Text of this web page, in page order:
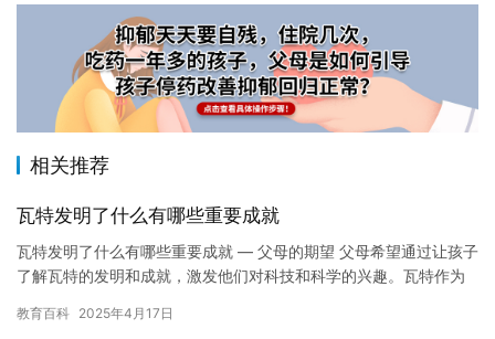
相关推荐
瓦特发明了什么有哪些重要成就
瓦特发明了什么有哪些重要成就 — 父母的期望 父母希望通过让孩子
了解瓦特的发明和成就，激发他们对科技和科学的兴趣。瓦特作为
教育百科 2025年4月17日